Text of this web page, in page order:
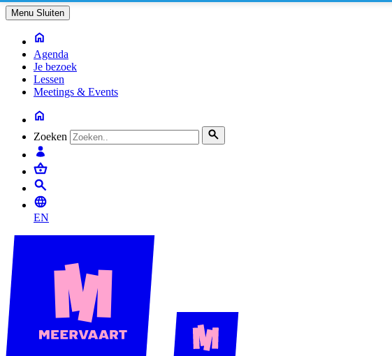
Menu Sluiten
Agenda
Je bezoek
Lessen
Meetings & Events
Zoeken
EN